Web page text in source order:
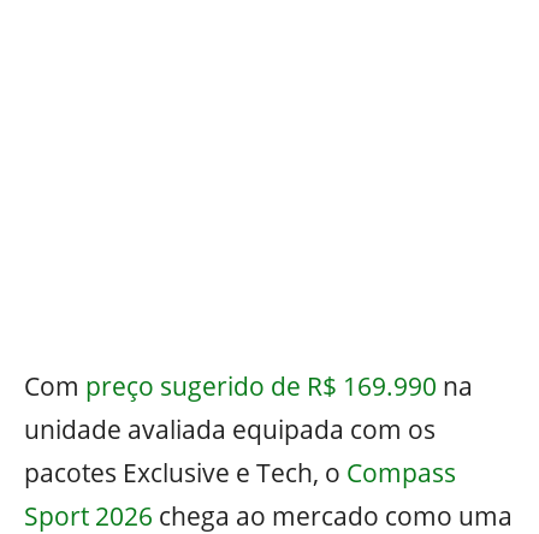
Com preço sugerido de R$ 169.990 na
unidade avaliada equipada com os
pacotes Exclusive e Tech, o Compass
Sport 2026 chega ao mercado como uma